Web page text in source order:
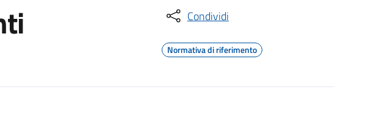
Condividi
Normativa di riferimento